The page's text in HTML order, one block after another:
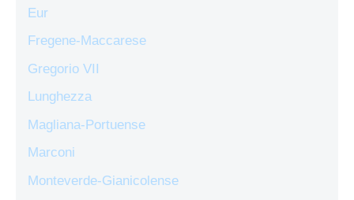
Eur
Fregene-Maccarese
Gregorio VII
Lunghezza
Magliana-Portuense
Marconi
Monteverde-Gianicolense